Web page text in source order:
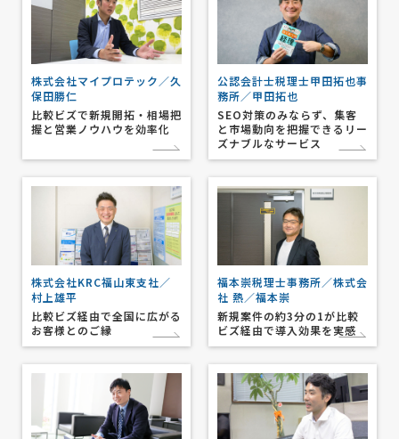
株式会社マイプロテック／久
保田勝仁
比較ビズで新規開拓・相場把
握と営業ノウハウを効率化
公認会計士税理士甲田拓也事
務所／甲田拓也
SEO対策のみならず、集客
と市場動向を把握できるリー
ズナブルなサービス
株式会社KRC福山東支社／
村上雄平
比較ビズ経由で全国に広がる
お客様とのご縁
福本崇税理士事務所／株式会
社 熱／福本崇
新規案件の約3分の1が比較
ビズ経由で導入効果を実感